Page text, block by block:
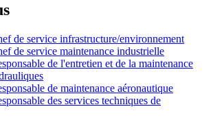
de service infrastructure/environnement
de service maintenance industrielle
de l'entretien et de la maintenance
de maintenance aéronautique
des services techniques de